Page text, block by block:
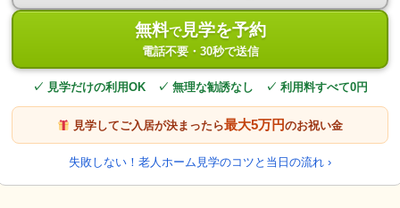
無料で見学を予約
電話不要・30秒で送信
✓ 見学だけの利用OK ✓ 無理な勧誘なし ✓ 利用料すべて0円
見学してご入居が決まったら最大5万円のお祝い金
失敗しない！老人ホーム見学のコツと当日の流れ ›